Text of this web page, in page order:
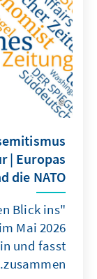
geleiteten
zeigt
politische,
Konflikte
aktive
Die
instabiler,
USA mehr
wie die
zu stellen.
| Europas
die NATO
Blick ins
Mai 2026
und fasst
zusammen.